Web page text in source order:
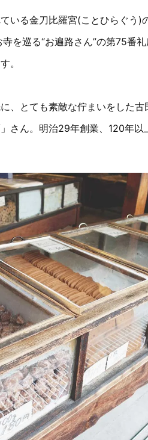
いる金刀比羅宮(ことひらぐう)
を巡る“お遍路さん”の第75番
。
、とても素敵な佇まいをした
さん。明治29年創業、120年以